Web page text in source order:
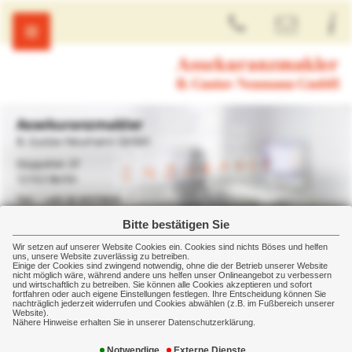
Bitte bestätigen Sie
Wir setzen auf unserer Website Cookies ein. Cookies sind nichts Böses und helfen
uns, unsere Website zuverlässig zu betreiben.
Einige der Cookies sind zwingend notwendig, ohne die der Betrieb unserer Website
nicht möglich wäre, während andere uns helfen unser Onlineangebot zu verbessern
und wirtschaftlich zu betreiben. Sie können alle Cookies akzeptieren und sofort
fortfahren oder auch eigene Einstellungen festlegen. Ihre Entscheidung können Sie
nachträglich jederzeit widerrufen und Cookies abwählen (z.B. im Fußbereich unserer
Website).
Nähere Hinweise erhalten Sie in unserer Datenschutzerklärung.
Assekuranzmakler
B. Gustav Neumann GmbH
Düppelstr.37
12163 Berlin
+49 30 8979900
Privat Vorsorge Rentenversicherung
Rentenversicherung
Wer früh genug vorsorgt, hat im Alter nicht das